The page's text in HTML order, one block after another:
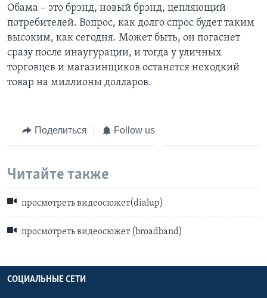
Обама – это брэнд, новый брэнд, цепляющий
потребителей. Вопрос, как долго спрос будет таким
высоким, как сегодня. Может быть, он погаснет
сразу после инаугурации, и тогда у уличных
торговцев и магазинщиков останется неходкий
товар на миллионы долларов.
Поделиться Follow us
Читайте также
просмотреть видеосюжет(dialup)
просмотреть видеосюжет (broadband)
СОЦИАЛЬНЫЕ СЕТИ